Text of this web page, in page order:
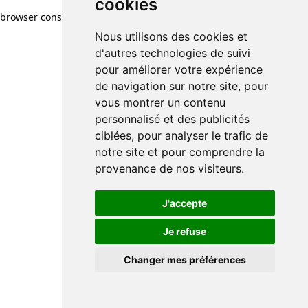
cookies
Nous utilisons des cookies et
d'autres technologies de suivi
pour améliorer votre expérience
de navigation sur notre site, pour
vous montrer un contenu
personnalisé et des publicités
ciblées, pour analyser le trafic de
notre site et pour comprendre la
provenance de nos visiteurs.
J'accepte
Je refuse
Changer mes préférences
browser console for more information)